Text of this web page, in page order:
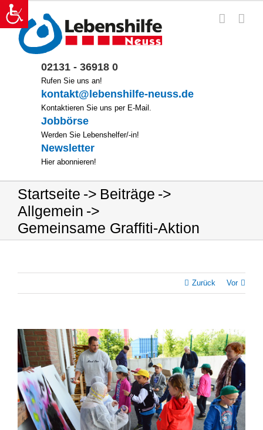
Zum
Inhalt
springen
02131 - 36918 0
Rufen Sie uns an!
kontakt@lebenshilfe-neuss.de
Kontaktieren Sie uns per E-Mail.
Jobbörse
Werden Sie Lebenshelfer/-in!
Newsletter
Hier abonnieren!
Startseite
Beiträge
Allgemein
Gemeinsame Graffiti-Aktion
Zurück Vor
Zeige
grösseres
Bild